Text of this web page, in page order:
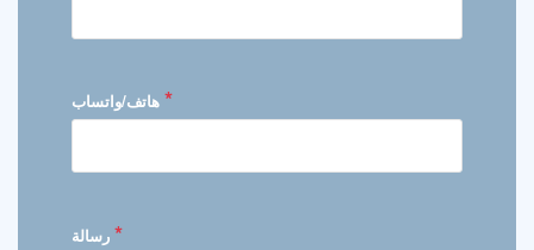
*
*